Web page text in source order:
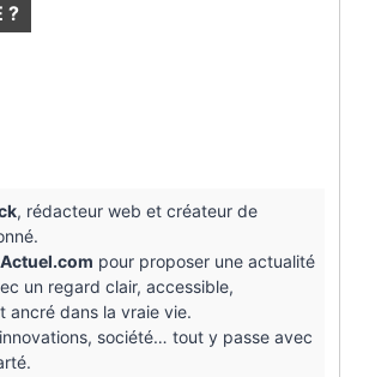
?
, rédacteur web et créateur de
pour proposer une actualité
un regard clair, accessible,
ancré dans la vraie vie.
société… tout y passe avec